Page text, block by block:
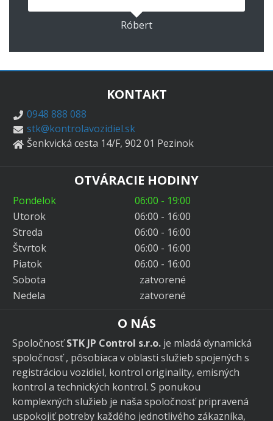
Róbert
KONTAKT
0948 888 088
stk@kontrolavozidiel.sk
Šenkvická cesta 14/F, 902 01 Pezinok
OTVÁRACIE HODINY
Pondelok
06:00 - 19:00
Utorok
06:00 - 16:00
Streda
06:00 - 16:00
Štvrtok
06:00 - 16:00
Piatok
06:00 - 16:00
Sobota
zatvorené
Nedela
zatvorené
O NÁS
SpoločnosťSTK JP Control s.r.o. je mladá dynamická
spoločnosť , pôsobiaca v oblasti služieb spojených s
registráciou vozidiel, kontrol originality, emisných
kontrol a technických kontrol. S ponukou
komplexných služieb je naša spoločnosť pripravená
uspokojiť potreby každého jednotlivého zákazníka,